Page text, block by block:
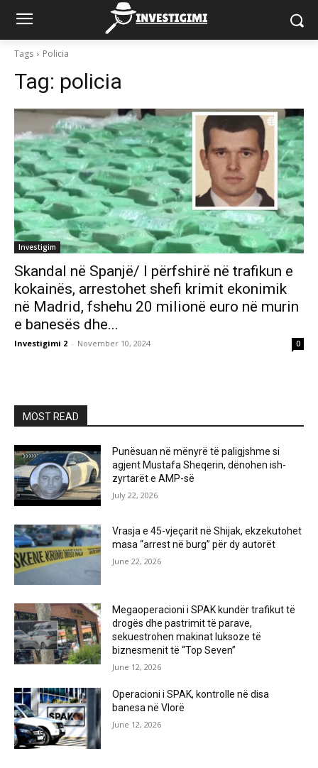
Tags Policia
Tag: policia
Investigim
Skandal në Spanjë/ I përfshirë në trafikun e
kokainës, arrestohet shefi krimit ekonimik
në Madrid, fshehu 20 milionë euro në murin
e banesës dhe...
Investigimi 2 - November 10, 2024 0
MOST READ
Punësuan në mënyrë të paligjshme si
agjent Mustafa Sheqerin, dënohen ish-
zyrtarët e AMP-së
July 22, 2026
Vrasja e 45-vjeçarit në Shijak, ekzekutohet
masa “arrest në burg” për dy autorët
June 22, 2026
Megaoperacioni i SPAK kundër trafikut të
drogës dhe pastrimit të parave,
sekuestrohen makinat luksoze të
biznesmenit të “Top Seven”
June 12, 2026
Operacioni i SPAK, kontrolle në disa
banesa në Vlorë
June 12, 2026